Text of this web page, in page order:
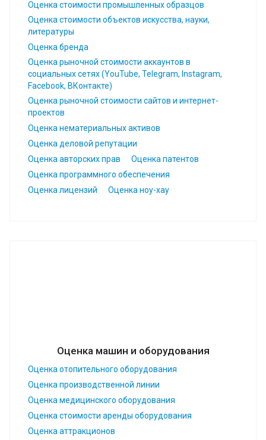
Оценка стоимости промышленных образцов
Оценка стоимости объектов искусства, науки,
литературы
Оценка бренда
Оценка рыночной стоимости аккаунтов в
социальных сетях (YouTube, Telegram, Instagram,
Facebook, ВКонтакте)
Оценка рыночной стоимости сайтов и интернет-
проектов
Оценка нематериальных активов
Оценка деловой репутации
Оценка авторских прав
Оценка патентов
Оценка программного обеспечения
Оценка лицензий
Оценка ноу-хау
Оценка машин и оборудования
Оценка отопительного оборудования
Оценка производственной линии
Оценка медицинского оборудования
Оценка стоимости аренды оборудования
Оценка аттракционов